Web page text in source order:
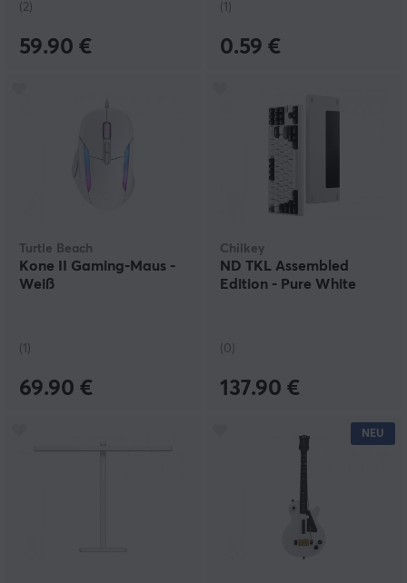
(2)
59.90 €
(1)
0.59 €
Turtle Beach
Kone II Gaming-Maus -
Weiß
(1)
69.90 €
Chilkey
ND TKL Assembled
Edition - Pure White
(0)
137.90 €
NEU